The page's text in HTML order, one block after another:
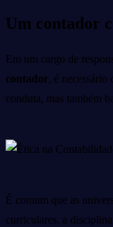
Um contador
Em um cargo de
contador, é necessário
conduta, mas também
É comum que as
curriculares, a